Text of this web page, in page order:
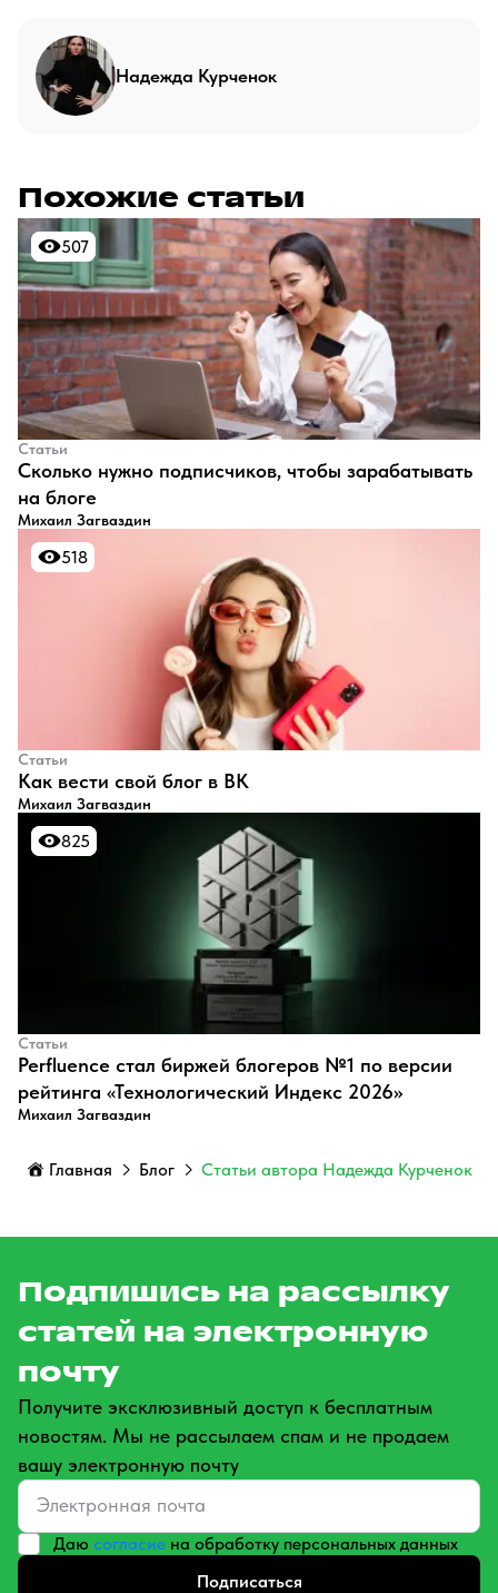
Надежда Курченок
Похожие статьи
507
507
Статьи
​Сколько нужно подписчиков, чтобы зарабатывать
на блоге
Михаил Загваздин
518
518
Статьи
​Как вести свой блог в ВК
Михаил Загваздин
825
825
Статьи
Perfluence стал биржей блогеров №1 по версии
рейтинга «Технологический Индекс 2026»
Михаил Загваздин
Главная Блог Статьи автора Надежда Курченок
Подпишись на рассылку
статей на электронную
почту
Получите эксклюзивный доступ к бесплатным
новостям. Мы не рассылаем спам и не продаем
вашу электронную почту
Даю согласие на обработку персональных данных
Подписаться